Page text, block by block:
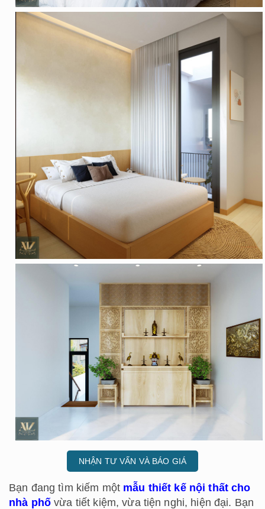
NHẬN TƯ VẤN VÀ BÁO GIÁ
Bạn đang tìm kiếm một mẫu thiết kế nội thất cho
nhà phốvừa tiết kiệm, vừa tiện nghi, hiện đại. Bạn